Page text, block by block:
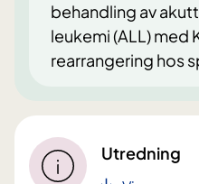
behandling av
leukemi (ALL) med
rearrangering hos
Utredning